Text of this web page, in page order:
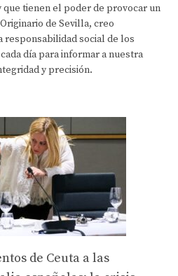
que tienen el poder de provocar un
de Sevilla, creo
responsabilidad social de los
día para informar a nuestra
y precisión.
de Ceuta a las